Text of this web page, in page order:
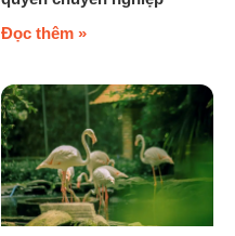
Đọc thêm »